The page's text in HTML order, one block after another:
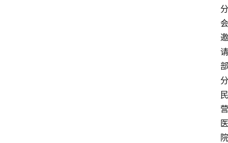
分
会
邀
请
部
分
民
营
医
院